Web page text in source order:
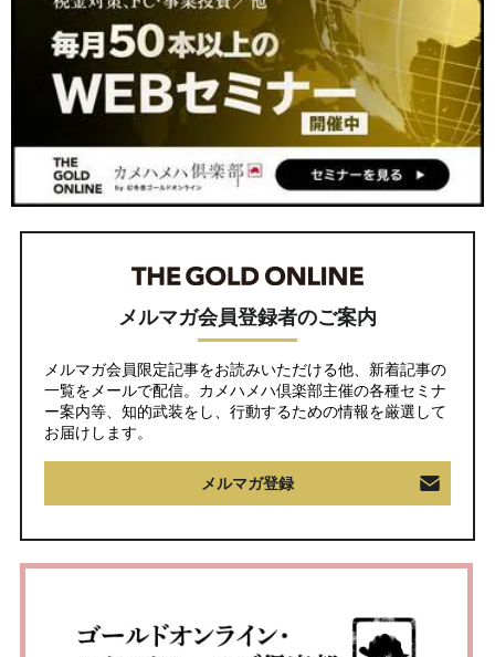
メルマガ会員登録者のご案内
メルマガ会員限定記事をお読みいただける他、新着記事の
一覧をメールで配信。カメハメハ倶楽部主催の各種セミナ
ー案内等、知的武装をし、行動するための情報を厳選して
お届けします。
メルマガ登録